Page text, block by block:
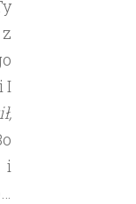
I
i